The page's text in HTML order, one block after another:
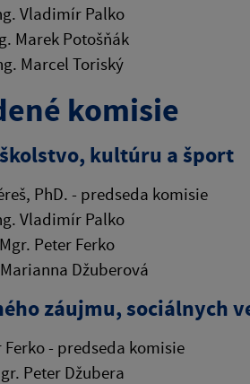
Vladimír Palko
Marek Potošňák
Marcel Toriský
komisie
kultúru a šport
PhD. - predseda komisie
Vladimír Palko
Mgr. Peter Ferko
Džuberová
záujmu, sociálnych
Ferko - predseda komisie
Peter Džubera